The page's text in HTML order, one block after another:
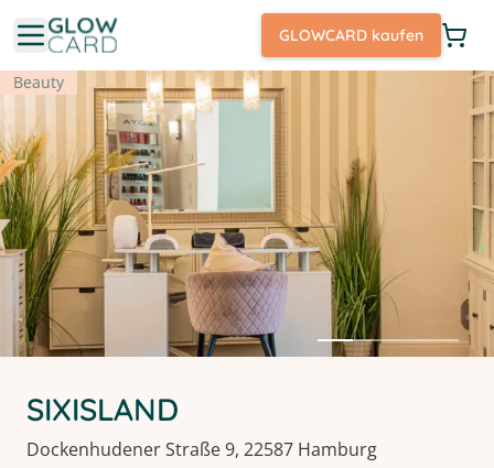
GLOWCARD kaufen
Beauty
SIXISLAND
Dockenhudener Straße 9, 22587 Hamburg